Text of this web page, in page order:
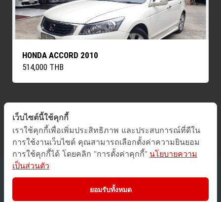
HONDA ACCORD 2010
514,000 THB
All Rights Reserved.
เว็บไซต์นี้ใช้คุกกี้
เราใช้คุกกี้เพื่อเพิ่มประสิทธิภาพ และประสบการณ์ที่ดีใน
การใช้งานเว็บไซต์ คุณสามารถเลือกตั้งค่าความยินยอม
การใช้คุกกี้ได้ โดยคลิก "การตั้งค่าคุกกี้" นโยบายความ
เป็นส่วนตัว
ยอมรับทั้งหมด